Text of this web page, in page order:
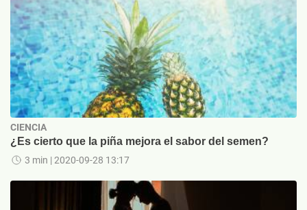
CIENCIA
¿Es cierto que la piña mejora el sabor del semen?
3 min | 2020-09-28 13:17